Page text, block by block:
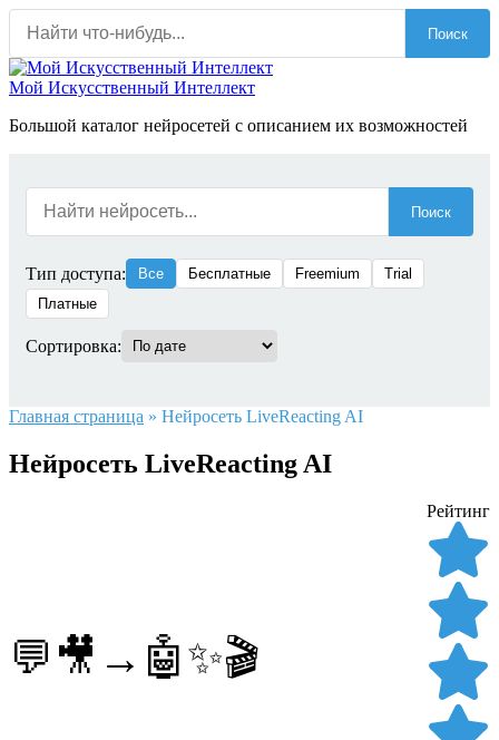
Перейти
содержанию
Поиск
Мой Искусственный Интеллект
Большой каталог нейросетей с описанием их возможностей
Поиск
Тип доступа: Все Бесплатные Freemium
Trial
Платные
Сортировка:
Главная страница » Нейросеть LiveReacting AI
Нейросеть LiveReacting AI
💬🎥→🤖✨🎬
Рейтинг